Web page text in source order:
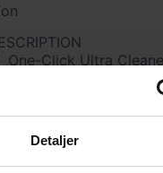
Detaljer
Click Ultra
area, 500
cause a major
failures.